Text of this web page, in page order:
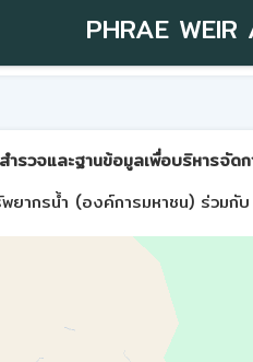
PHRAE WEIR
ำรวจและฐานข้อมูลเพื่อบริหารจั
ยากรน้ำ (องค์การมหาชน) ร่วมกั